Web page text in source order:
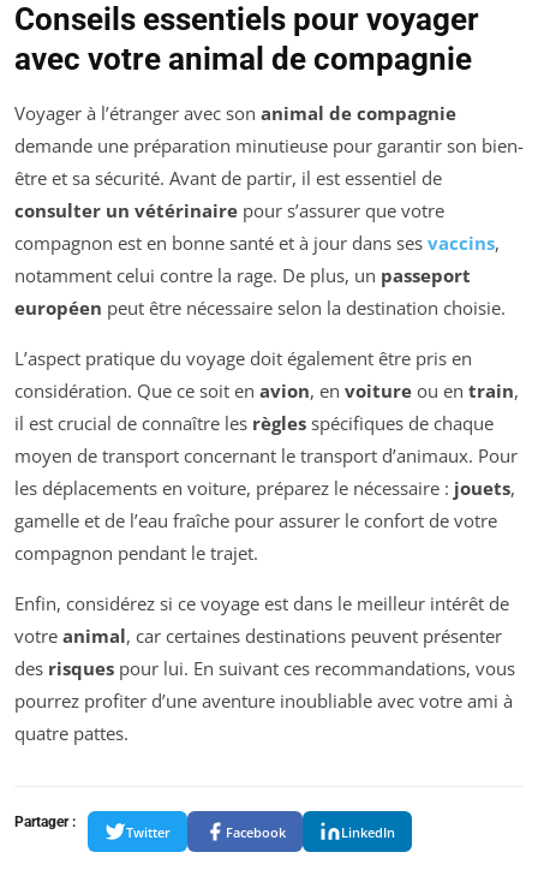
Conseils essentiels pour voyager
avec votre animal de compagnie
Voyager à l’étranger avec son animal de compagnie
demande une préparation minutieuse pour garantir son bien-
être et sa sécurité. Avant de partir, il est essentiel de
consulter un vétérinaire pour s’assurer que votre
compagnon est en bonne santé et à jour dans ses vaccins,
notamment celui contre la rage. De plus, un passeport
européen peut être nécessaire selon la destination choisie.
L’aspect pratique du voyage doit également être pris en
considération. Que ce soit en avion, en voiture ou en train,
il est crucial de connaître les règles spécifiques de chaque
moyen de transport concernant le transport d’animaux. Pour
les déplacements en voiture, préparez le nécessaire : jouets,
gamelle et de l’eau fraîche pour assurer le confort de votre
compagnon pendant le trajet.
Enfin, considérez si ce voyage est dans le meilleur intérêt de
votre animal, car certaines destinations peuvent présenter
des risques pour lui. En suivant ces recommandations, vous
pourrez profiter d’une aventure inoubliable avec votre ami à
quatre pattes.
Partager :
Twitter Facebook LinkedIn